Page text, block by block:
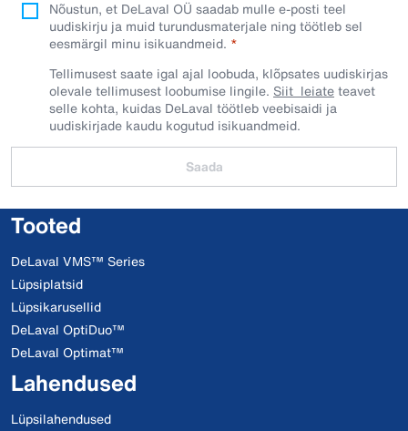
Nõustun, et DeLaval OÜ saadab mulle e-posti teel
uudiskirju ja muid turundusmaterjale ning töötleb sel
eesmärgil minu isikuandmeid.​
Tellimusest saate igal ajal loobuda, klõpsates uudiskirjas
olevale tellimusest loobumise lingile. Siit leiateteavet
selle kohta, kuidas DeLaval töötleb veebisaidi ja
uudiskirjade kaudu kogutud isikuandmeid.
Saada
Tooted
DeLaval VMS™ Series
Lüpsiplatsid
Lüpsikarusellid
DeLaval OptiDuo™
DeLaval Optimat™
Lahendused
Lüpsilahendused